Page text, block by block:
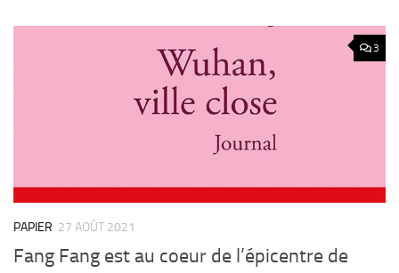
3
PAPIER 27 AOÛT 2021
Fang Fang est au coeur de l’épicentre de